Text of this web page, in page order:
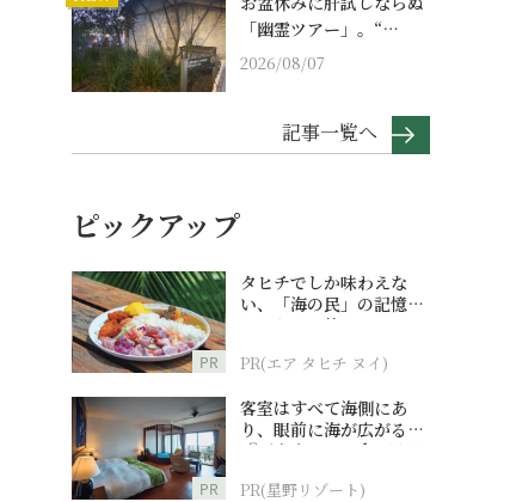
「幽霊ツアー」。“…
2026/08/07
記事一覧へ
ピックアップ
PR
タヒチでしか味わえな
い、「海の民」の記憶へ
とつながる旅
PR(エア タヒチ ヌイ)
PR
客室はすべて海側にあ
り、眼前に海が広がる
『西表島ホテル by 星野
PR(星野リゾート)